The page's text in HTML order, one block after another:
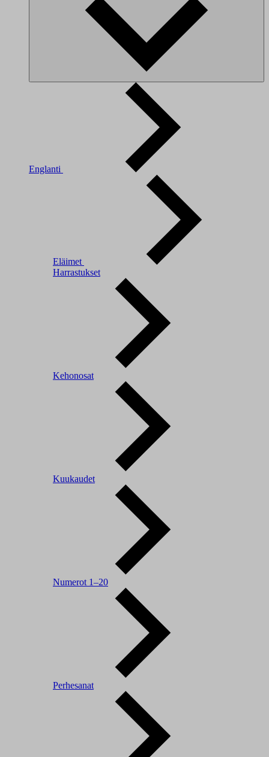
Englanti
Eläimet
Harrastukset
Kehonosat
Kuukaudet
Numerot 1–20
Perhesanat